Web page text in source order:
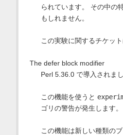
られています。 その中の
もしれません。
この実験に関するチケッ
The defer block modifier
Perl 5.36.0 で導入されまし
この機能を使うと
ゴリの警告が発生します。
この機能は新しい種類の